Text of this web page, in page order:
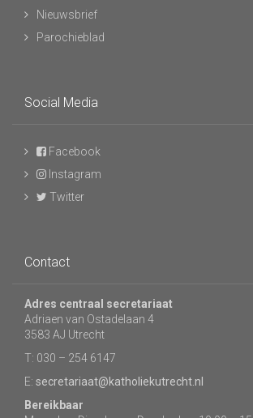
Nieuwsbrief
Parochieblad
Social Media
Facebook
Instagram
Twitter
Contact
Adres centraal secretariaat
Adriaen van Ostadelaan 4
3583 AJ Utrecht
T: 030 – 254 6147
E: secretariaat@katholiekutrecht.nl
Bereikbaar